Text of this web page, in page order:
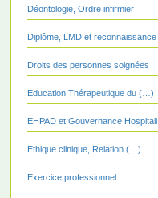
Déontologie, Ordre infirmier
Diplôme, LMD et reconnaissance
Droits des personnes soignées
Education Thérapeutique du (…)
EHPAD et Gouvernance Hospitali
Ethique clinique, Relation (…)
Exercice professionnel